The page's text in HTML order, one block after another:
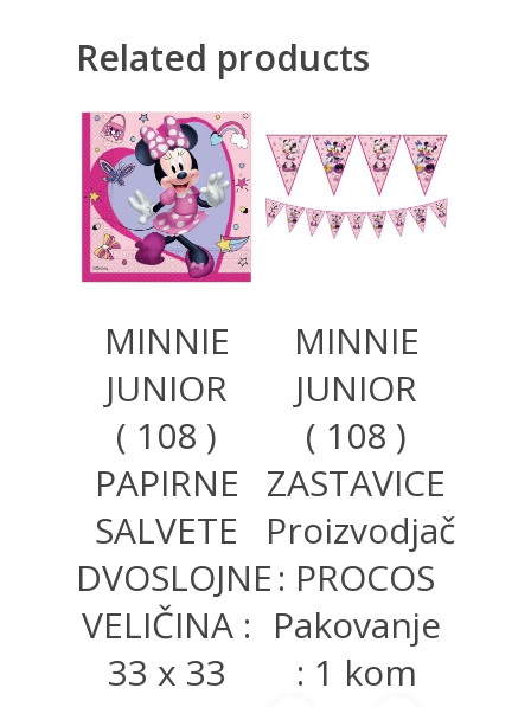
Related products
300,00RSD
MINNIE
JUNIOR
( 108 )
PAPIRNE
SALVETE
DVOSLOJNE
VELIČINA :
33 x 33
320,00RSD
MINNIE
JUNIOR
( 108 )
ZASTAVICE
Proizvodjač
: PROCOS
Pakovanje
: 1 kom